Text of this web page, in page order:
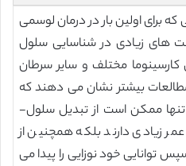
برای اولین بار در درمان لوسمی
های زیادی در شناسایی سلول
مختلف و سایر سرطان
بیشتر نشان می دهند که
ممکن است از تبدیل سلول-
زیادی دارند بلکه همچنین از
توانایی خود نوزایی را پیدا می